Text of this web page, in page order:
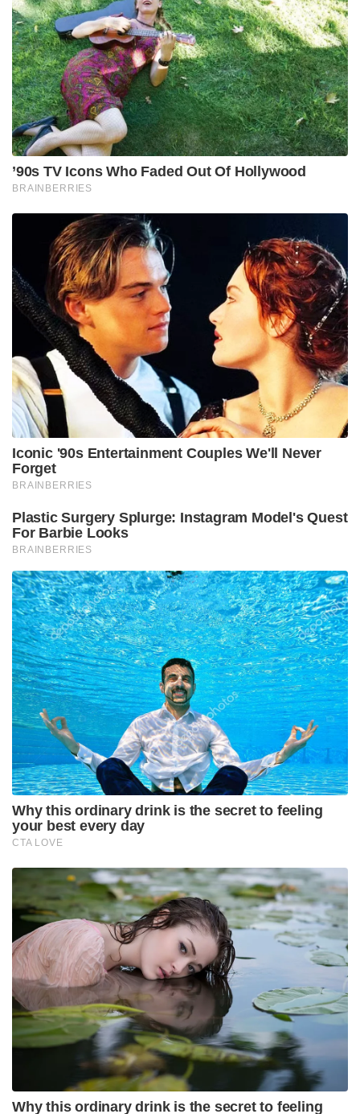
പ്രഖ്യാപനം നീളുന്നത് തങ്ങൾക്ക് അനുകൂലമാണെന്ന്
വിഡി, ആർസി പക്ഷക്കാരും വിശ്വസിക്കുന്നു.
ചർച്ചകൾ നീളുന്നതിലൂടെ തങ്ങളുടെ വാദങ്ങൾ
ഹൈക്കമാൻഡ് കൂടുതൽ ഗൗരവത്തോടെ
പരിഗണിക്കുന്നു എന്നാണ് ഇവർ വിശ്വസിക്കുന്നത്.
ദില്ലിയിലെ ചർച്ചകൾക്ക് ശേഷം തിരുവനന്തപുരത്ത്
തിരിച്ചെത്തിയ രമേശ് ചെന്നിത്തല ശുഭാപ്തിവിശ്വാസം
പ്രകടിപ്പിച്ചു. മുഖ്യമന്ത്രി ആരെന്ന കാര്യത്തിൽ
ചർച്ചകൾ പൂർത്തിയായെന്നും ഹൈക്കമാൻഡുമായി
എല്ലാം സംസാരിച്ചുവെന്നും അദ്ദേഹം പറഞ്ഞു. പാർട്ടി
എടുക്കുന്ന യുക്തമായ തീരുമാനം എല്ലാവരും
അംഗീകരിക്കുമെന്നും അദ്ദേഹം മാധ്യമങ്ങളോട്
വ്യക്തമാക്കി.
Tags: ramesh chennithala
KC VENUGOPAL
VD SATEESHAN